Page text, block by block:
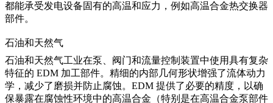
都能承受发电设备固有的高温和应力，例如高温合金热交换器
部件。
石油和天然气
石油和天然气工业在泵、阀门和流量控制装置中使用具有复杂
特征的 EDM 加工部件。精细的内部几何形状增强了流体动力
学，减少了磨损并防止腐蚀。EDM 提供了必要的精度，以确
保暴露在腐蚀性环境中的高温合金（特别是在高温合金泵部件